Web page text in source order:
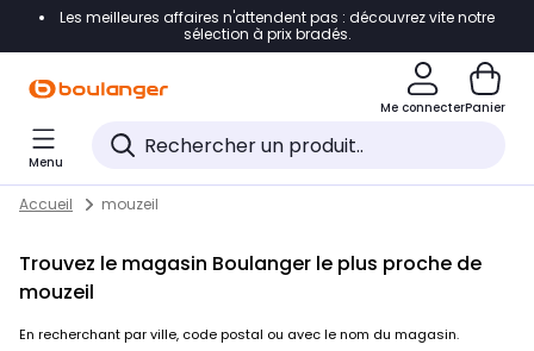
Accéder directement à la navigation
Accéder directement au pied de page
Accéder directement au chatbot
Les meilleures affaires n'attendent pas : découvrez vite notre
sélection à prix bradés.
Me connecterPanier
Menu
Skip to content
Return to Nav
Accueil mouzeil
Trouvez le magasin Boulanger le plus proche de
mouzeil
En recherchant par ville, code postal ou avec le nom du magasin.